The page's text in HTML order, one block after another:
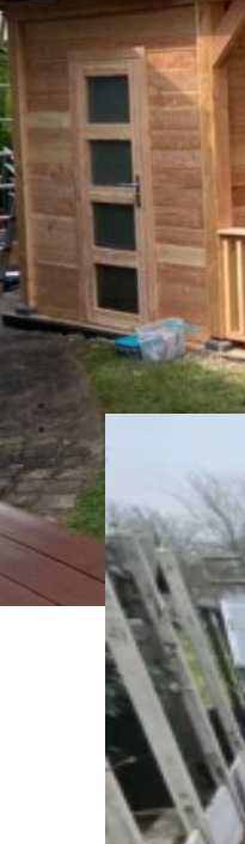
Bekijk ons werk in de